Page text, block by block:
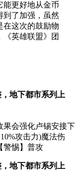
能更好地从金币
到了加强，虽然
在这次的鼓励物
英雄联盟》团
会强化卢锡安接下
攻击力)魔法伤
警惕】普攻